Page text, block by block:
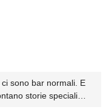
sono bar normali. E
storie speciali…